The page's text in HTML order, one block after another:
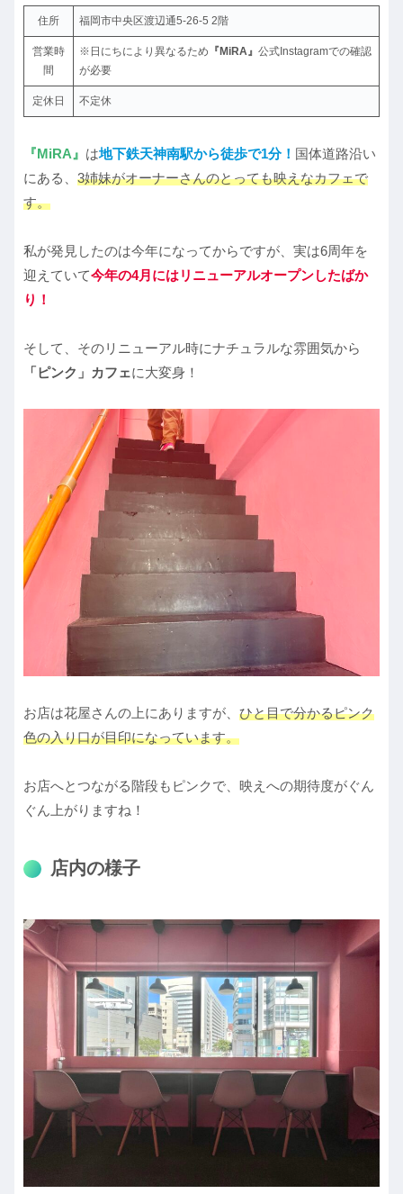
住所 福岡市中央区渡辺通5-26-5 2階
営業時
間
※日にちにより異なるため 『MiRA』 公式Instagramでの確認
が必要
定休日 不定休
『MiRA』 は地下鉄天神南駅から徒歩で1分！ 国体道路沿い
にある、 3姉妹がオーナーさんのとっても映えなカフェで
す。
私が発見したのは今年になってからですが、実は6周年を
迎えていて今年の4月にはリニューアルオープンしたばか
り！
そして、そのリニューアル時にナチュラルな雰囲気から
「ピンク」カフェに大変身！
お店は花屋さんの上にありますが、 ひと目で分かるピンク
色の入り口が目印になっています。
お店へとつながる階段もピンクで、映えへの期待度がぐん
ぐん上がりますね！
店内の様子